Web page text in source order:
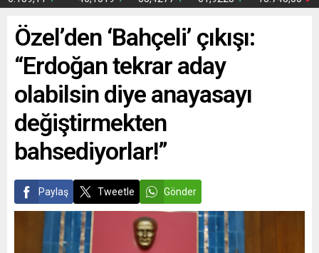
Özel’den ‘Bahçeli’ çıkışı:
“Erdoğan tekrar aday
olabilsin diye anayasayı
değiştirmekten
bahsediyorlar!”
Paylaş Tweetle Gönder